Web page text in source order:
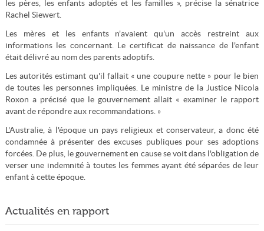
les pères, les enfants adoptés et les familles », précise la sénatrice
Rachel Siewert.
Les mères et les enfants n'avaient qu'un accès restreint aux
informations les concernant. Le certificat de naissance de l'enfant
était délivré au nom des parents adoptifs.
Les autorités estimant qu'il fallait « une coupure nette » pour le bien
de toutes les personnes impliquées. Le ministre de la Justice Nicola
Roxon a précisé que le gouvernement allait « examiner le rapport
avant de répondre aux recommandations. »
L'Australie, à l'époque un pays religieux et conservateur, a donc été
condamnée à présenter des excuses publiques pour ses adoptions
forcées. De plus, le gouvernement en cause se voit dans l'obligation de
verser une indemnité à toutes les femmes ayant été séparées de leur
enfant à cette époque.
Actualités en rapport